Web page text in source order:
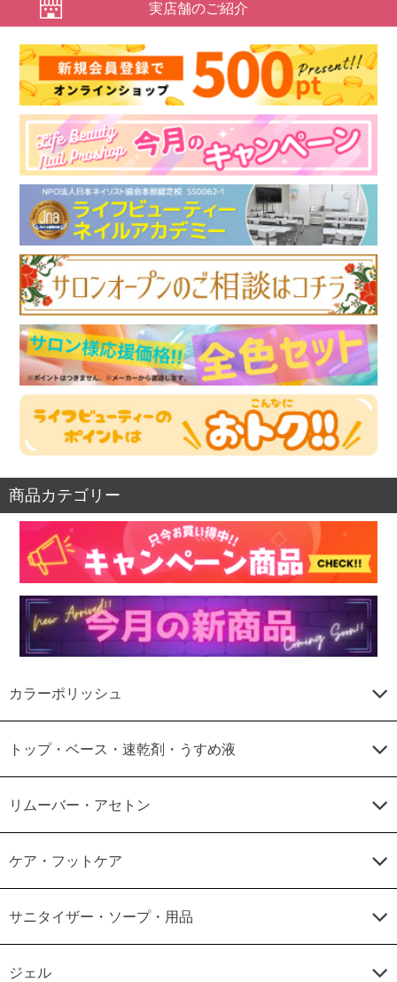
実店舗のご紹介
商品カテゴリー
カラーポリッシュ
トップ・ベース・速乾剤・うすめ液
リムーバー・アセトン
ケア・フットケア
サニタイザー・ソープ・用品
ジェル